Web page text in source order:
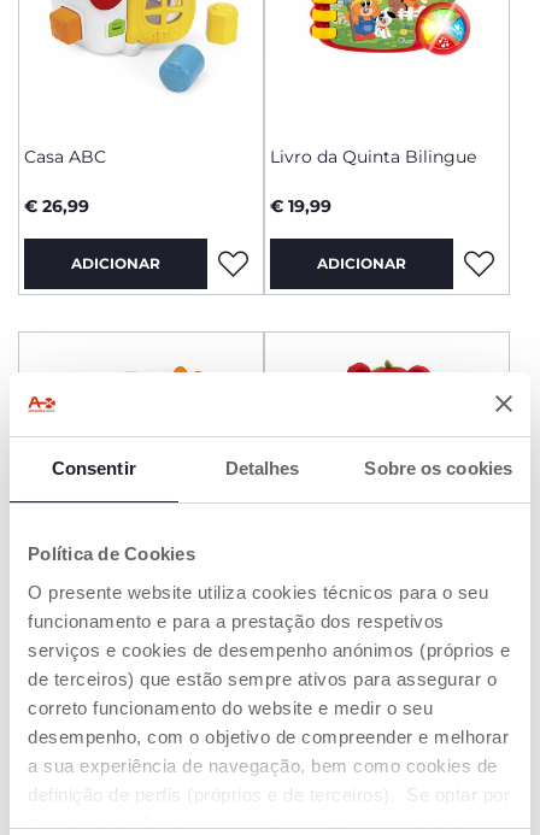
Consentir Detalhes Sobre os cookies
Política de Cookies
O presente website utiliza cookies técnicos para o seu
funcionamento e para a prestação dos respetivos
serviços e cookies de desempenho anónimos (próprios e
de terceiros) que estão sempre ativos para assegurar o
correto funcionamento do website e medir o seu
desempenho, com o objetivo de compreender e melhorar
a sua experiência de navegação, bem como cookies de
definição de perfis (próprios e de terceiros). Se optar por
“aceitar todos” está a consentir na utilização de todos os
Casa ABC
€ 26,99
ADICIONAR
Livro da Quinta Bilingue
€ 19,99
ADICIONAR
O Livro da Cidade Bilingue
€ 19,99
Morango Ursinho Trilingue
€ 16,99